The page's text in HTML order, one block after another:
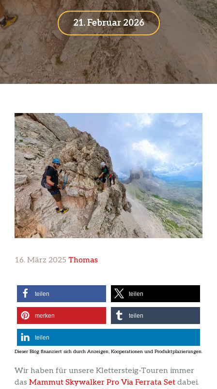
21. Februar 2026
16. März 2025 Thomas
teilen teilen
merken teilen
teilen
Wir haben für unsere Klettersteig-Touren immer
das Mammut Skywalker Pro Via Ferrata Set dabei.